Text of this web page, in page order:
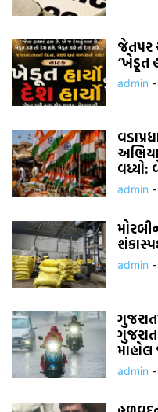
જેતપર
‘ખેડૂત
admin -
વધ્યો:
admin -
admin -
ગુજરાત
admin -